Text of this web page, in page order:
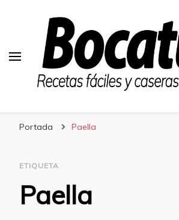
Portada Paella
ETIQUETA
Paella